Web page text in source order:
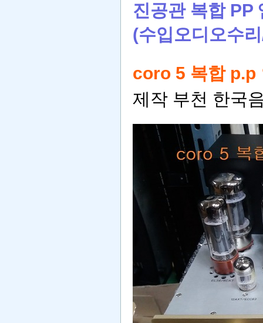
진공관 복합 PP
(수입오디오수
coro 5 복합 p.p
제작 부천 한국